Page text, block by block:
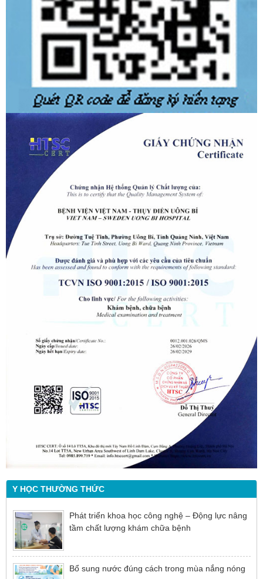
Y HỌC THƯỜNG THỨC
Phát triển khoa học công nghệ – Động lực nâng
tầm chất lượng khám chữa bệnh
Bổ sung nước đúng cách trong mùa nắng nóng